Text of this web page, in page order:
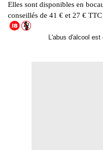
Elles sont disponibles en
conseillés de 41 € et 27 €
L'abus d'alcool